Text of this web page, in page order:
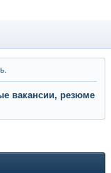
вакансии, резюме